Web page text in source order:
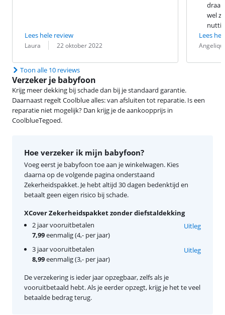
Lees hele review
Beoordeling door:
Laura
Datum: 22 oktober 2022
wel
Lees
Datum:
Toon alle 10 reviews
Verzeker je babyfoon
Krijg meer dekking bij schade dan bij je standaard garantie.
Daarnaast regelt Coolblue alles: van afsluiten tot reparatie. Is een
reparatie niet mogelijk? Dan krijg je de aankoopprijs in
CoolblueTegoed.
Hoe verzeker ik mijn babyfoon?
Voeg eerst je babyfoon toe aan je winkelwagen. Kies
daarna op de volgende pagina onderstaand
Zekerheidspakket. Je hebt altijd 30 dagen bedenktijd en
betaalt geen eigen risico bij schade.
XCover Zekerheidspakket zonder diefstaldekking
2 jaar vooruitbetalen
7,99eenmalig (4,- per jaar)
Uitleg
3 jaar vooruitbetalen
8,99eenmalig (3,- per jaar)
Uitleg
De verzekering is ieder jaar opzegbaar, zelfs als je
vooruitbetaald hebt. Als je eerder opzegt, krijg je het te veel
betaalde bedrag terug.